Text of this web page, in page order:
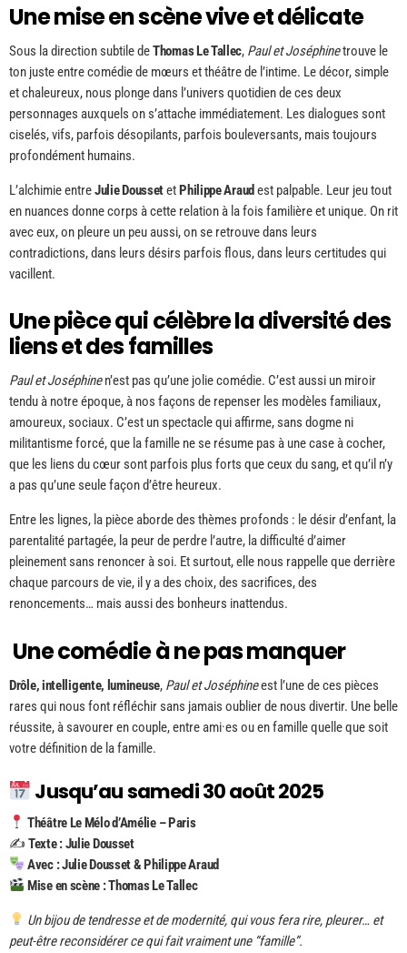
Une mise en scène vive et délicate
Sous la direction subtile deThomas Le Tallec, Paul et Joséphinetrouve le
ton juste entre comédie de mœurs et théâtre de l’intime. Le décor, simple
et chaleureux, nous plonge dans l’univers quotidien de ces deux
personnages auxquels on s’attache immédiatement. Les dialogues sont
ciselés, vifs, parfois désopilants, parfois bouleversants, mais toujours
profondément humains.
L’alchimie entreJulie DoussetetPhilippe Araud est palpable. Leur jeu tout
en nuances donne corps à cette relation à la fois familière et unique. On rit
avec eux, on pleure un peu aussi, on se retrouve dans leurs
contradictions, dans leurs désirs parfois flous, dans leurs certitudes qui
vacillent.
Une pièce qui célèbre la diversité des
liens et des familles
Paul et Joséphinen’est pas qu’une jolie comédie. C’est aussi un miroir
tendu à notre époque, à nos façons de repenser les modèles familiaux,
amoureux, sociaux. C’est un spectacle qui affirme, sans dogme ni
militantisme forcé, que la famille ne se résume pas à une case à cocher,
que les liens du cœur sont parfois plus forts que ceux du sang, et qu’il n’y
a pas qu’une seule façon d’être heureux.
Entre les lignes, la pièce aborde des thèmes profonds : le désir d’enfant, la
parentalité partagée, la peur de perdre l’autre, la difficulté d’aimer
pleinement sans renoncer à soi. Et surtout, elle nous rappelle que derrière
chaque parcours de vie, il y a des choix, des sacrifices, des
renoncements… mais aussi des bonheurs inattendus.
Une comédie à ne pas manquer
Drôle, intelligente, lumineuse, Paul et Joséphineest l’une de ces pièces
rares qui nous font réfléchir sans jamais oublier de nous divertir. Une belle
réussite, à savourer en couple, entre ami·es ou en famille quelle que soit
votre définition de la famille.
Jusqu’au samedi 30 août 2025
Théâtre Le Mélo d’Amélie – Paris
✍️ Texte : Julie Dousset
Avec : Julie Dousset & Philippe Araud
Mise en scène : Thomas Le Tallec
Un bijou de tendresse et de modernité, qui vous fera rire, pleurer… et
peut-être reconsidérer ce qui fait vraiment une “famille”.